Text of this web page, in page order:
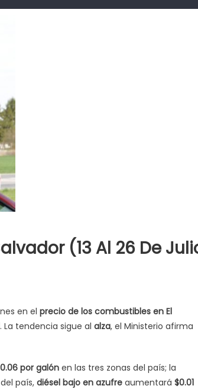
(13 Al 26 De
en el precio de los combustibles en El
. La tendencia sigue al alza, el Ministerio afirma
por galónen las tres zonas del país; la
país,diésel bajo en azufre aumentará $0.01